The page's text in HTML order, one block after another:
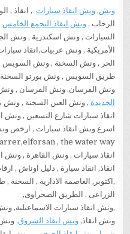
ونش,ونش انقاذ سيارات , انقاذ ,
الرحاب ,ونش انقاذ التجمع الخامس
السيارات , ونش اسكندرية , ونش
الأمريكية , ونش عربيات,انقاذ
الحر , ونش السخنة , ونش
طريق السويس , ونش بورتو
ونش الفرسان, ونش الفرسان ,
الجديدة , ونش العين السخنة , ونش
انقاذ سيارات شارع التسعين , ونش
, the water way ,
انقاذ سيارات , ونش القاهرة ,
انقاذ, انقاذ سيارة , دليل اوناش ,
,اكتوبر, العاصمة الادارية ,
الزراعى , الطريق الصحراوى,
,ونش انقاذ سيارات الاسماعيلية,
ونش انقاذ,ونش انقاذ الشروق, ونش